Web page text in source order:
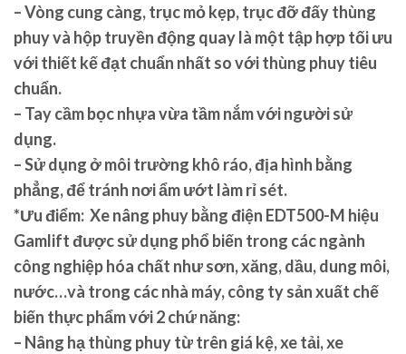
– Vòng cung càng, trục mỏ kẹp, trục đỡ đấy thùng
phuy và hộp truyền động quay là một tập hợp tối ưu
với thiết kế đạt chuẩn nhất so với thùng phuy tiêu
chuẩn.
– Tay cầm bọc nhựa vừa tầm nắm với người sử
dụng.
– Sử dụng ở môi trường khô ráo, địa hình bằng
phẳng, để tránh nơi ẩm ướt làm rỉ sét.
*Ưu điểm: Xe nâng phuy bằng điện EDT500-M hiệu
Gamliftđược sử dụng phổ biến trong các ngành
công nghiệp hóa chất như sơn, xăng, dầu, dung môi,
nước…và trong các nhà máy, công ty sản xuất chế
biến thực phẩm với 2 chứ năng:
– Nâng hạ thùng phuy từ trên giá kệ, xe tải, xe